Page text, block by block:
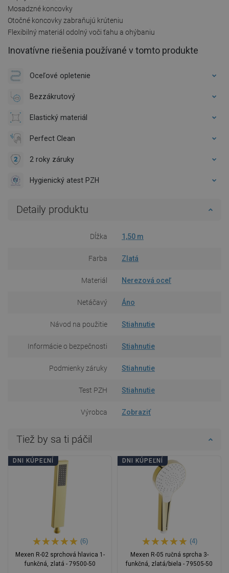
Mosadzné koncovky
Otočné koncovky zabraňujú krúteniu
Flexibilný materiál odolný voči ťahu a ohýbaniu
Inovatívne riešenia používané v tomto produkte
Oceľové opletenie
Bezzákrutový
Elastický materiál
Perfect Clean
2 roky záruky
Hygienický atest PZH
Detaily produktu
Dĺžka 1,50 m
Farba Zlatá
Materiál Nerezová oceľ
Netáčavý Áno
Návod na použitie Stiahnutie
Informácie o bezpečnosti Stiahnutie
Podmienky záruky Stiahnutie
Test PZH Stiahnutie
Výrobca Zobraziť
Tiež by sa ti páčil
DNI KÚPEĽNÍ
(6)
Mexen R-02 sprchová hlavica 1-
funkčná, zlatá - 79500-50
DNI KÚPEĽNÍ
(4)
Mexen R-05 ručná sprcha 3-
funkčná, zlatá/biela - 79505-50